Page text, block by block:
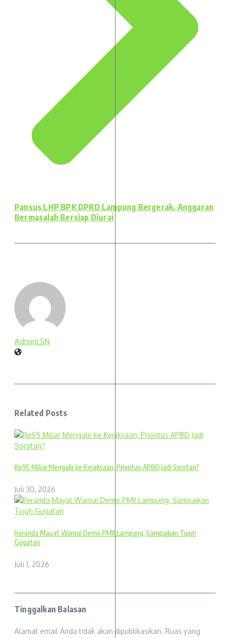
Pansus LHP BPK DPRD Lampung Bergerak, Anggaran
Bermasalah Bersiap Diurai
AdminLSN
Related Posts
Rp95 Miliar Mengalir ke Kejaksaan, Prioritas APBD Jadi Sorotan?
Juli 30, 2026
Keranda Mayat Warnai Demo PMII Lampung, Sampaikan Tujuh
Gugatan
Juli 1, 2026
Tinggalkan Balasan
Alamat email Anda tidak akan dipublikasikan. Ruas yang